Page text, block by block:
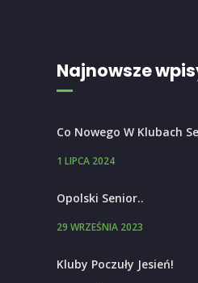
Najnowsze
Co Nowego W Klubach
1 LIPCA 2024
Opolski Senior..
29 WRZEŚNIA 2023
Kluby Poczuły Jesień!